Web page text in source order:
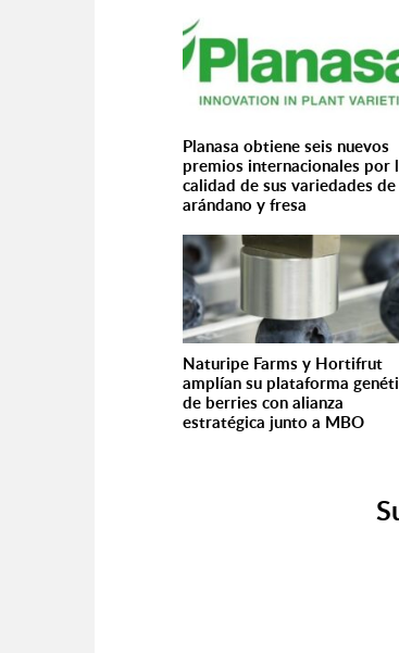
Planasa obtiene seis nuevos
premios internacionales por
calidad de sus variedades de
arándano y fresa
Naturipe Farms y Hortifrut
amplían su plataforma
de berries con alianza
estratégica junto a MBO